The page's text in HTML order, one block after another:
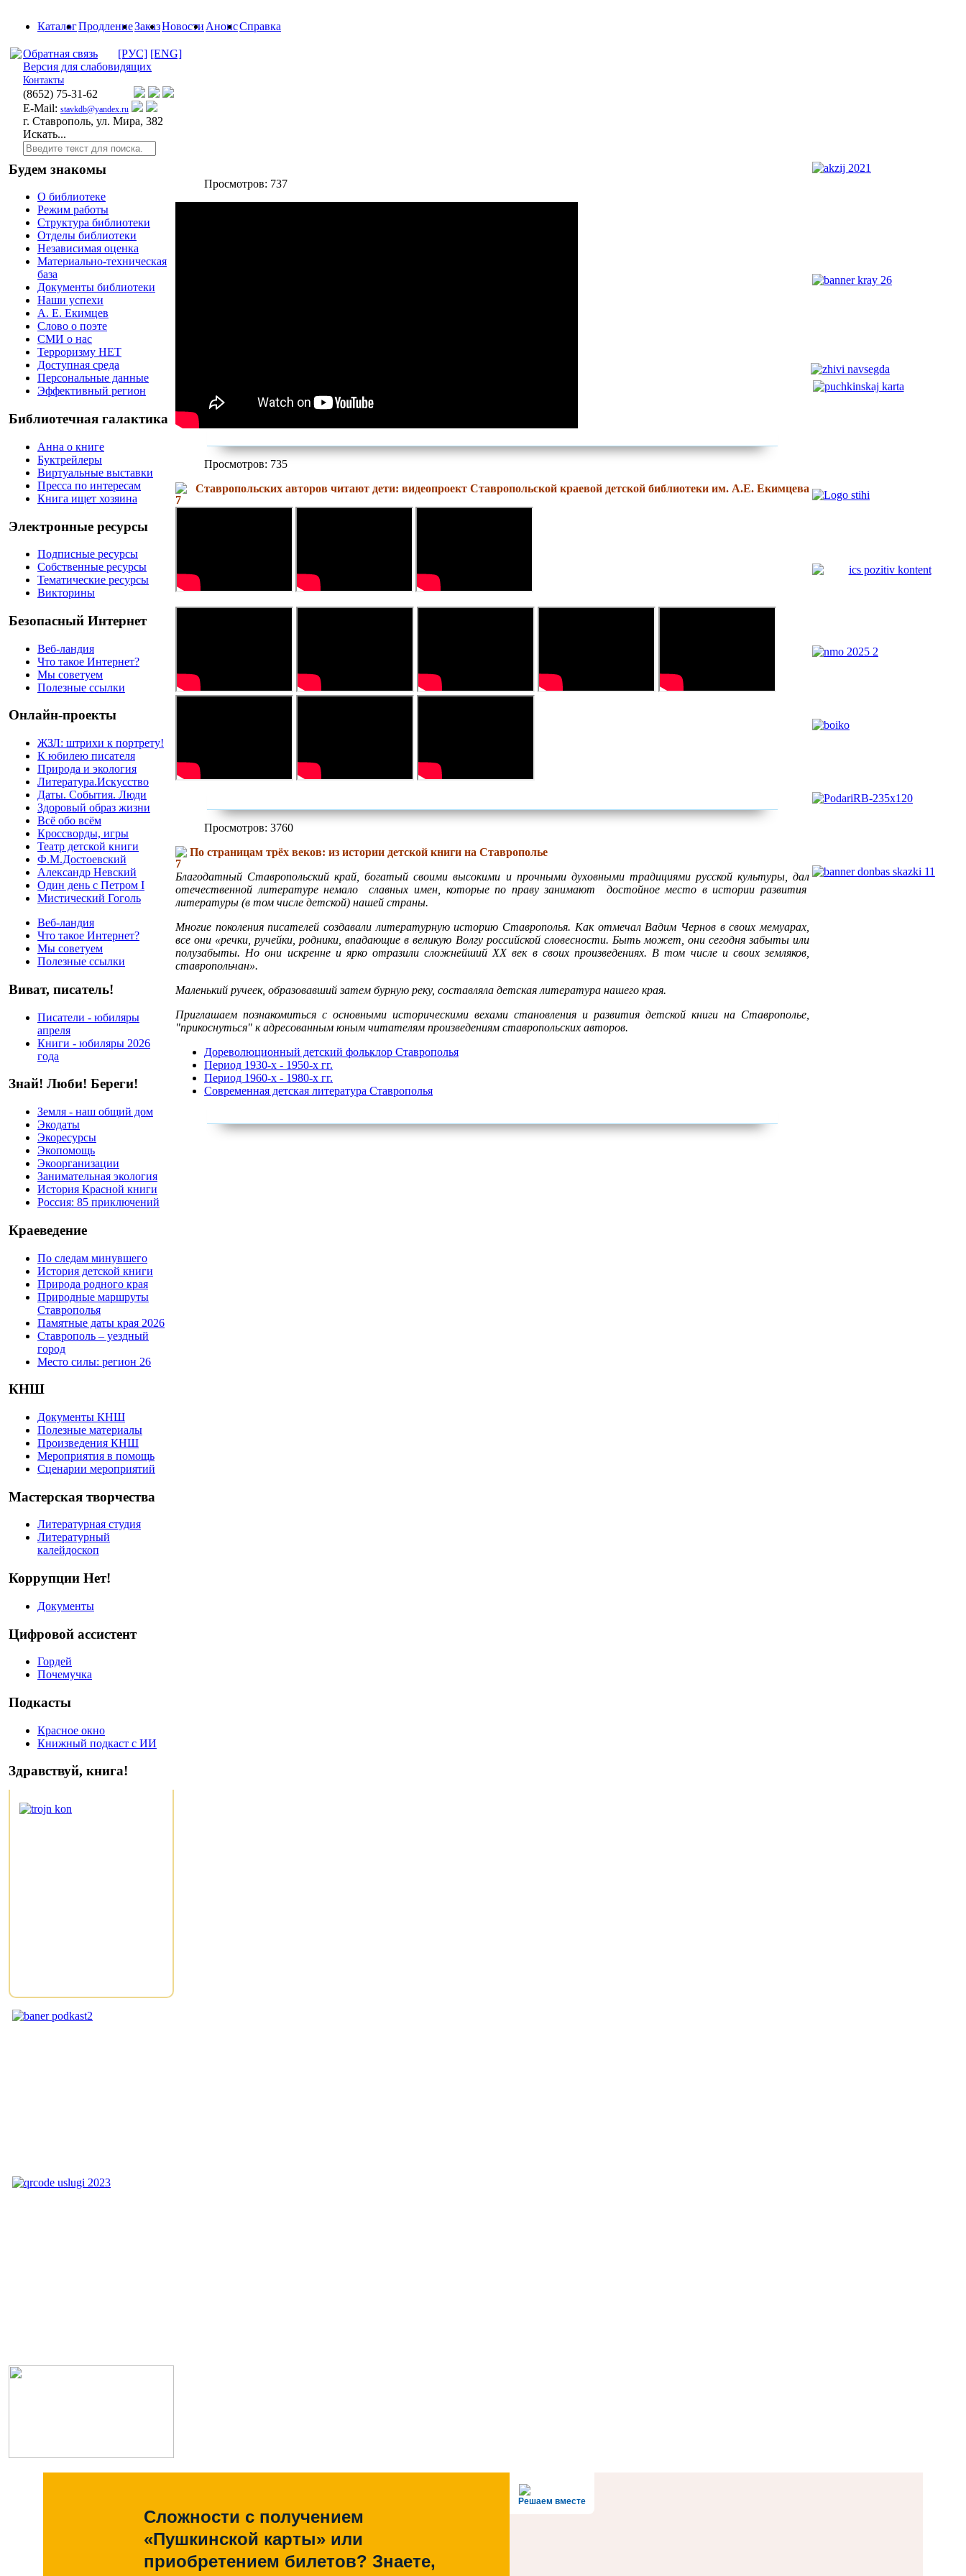
КаталогПродлениеЗаказНовости АнонсСправка
Обратная связь [РУС] [ENG]
Версия для слабовидящих
Контакты
(8652) 75-31-62
E-Mail: stavkdb@yandex.ru
г. Ставрополь, ул. Мира, 382
Искать...
Будем знакомы
О библиотеке
Режим работы
Структура библиотеки
Отделы библиотеки
Независимая оценка
Материально-техническая
база
Документы библиотеки
Наши успехи
А. Е. Екимцев
Слово о поэте
СМИ о нас
Терроризму НЕТ
Доступная среда
Персональные данные
Эффективный регион
Библиотечная галактика
Анна о книге
Буктрейлеры
Виртуальные выставки
Пресса по интересам
Книга ищет хозяина
Электронные ресурсы
Подписные ресурсы
Собственные ресурсы
Тематические ресурсы
Викторины
Безопасный Интернет
Веб-ландия
Что такое Интернет?
Мы советуем
Полезные ссылки
Онлайн-проекты
ЖЗЛ: штрихи к портрету!
К юбилею писателя
Природа и экология
Литература.Искусство
Даты. События. Люди
Здоровый образ жизни
Всё обо всём
Кроссворды, игры
Театр детской книги
Ф.М.Достоевский
Александр Невский
Один день с Петром I
Мистический Гоголь
Веб-ландия
Что такое Интернет?
Мы советуем
Полезные ссылки
Виват, писатель!
Писатели - юбиляры
апреля
Книги - юбиляры 2026
года
Знай! Люби! Береги!
Земля - наш общий дом
Экодаты
Экоресурсы
Экопомощь
Экоорганизации
Занимательная экология
История Красной книги
Россия: 85 приключений
Краеведение
По следам минувшего
История детской книги
Природа родного края
Природные маршруты
Ставрополья
Памятные даты края 2026
Ставрополь – уездный
город
Место силы: регион 26
КНШ
Документы КНШ
Полезные материалы
Произведения КНШ
Мероприятия в помощь
Сценарии мероприятий
Мастерская творчества
Литературная студия
Литературный
калейдоскоп
Коррупции Нет!
Документы
Цифровой ассистент
Гордей
Почемучка
Подкасты
Красное окно
Книжный подкаст с ИИ
Здравствуй, книга!
Просмотров: 737
Просмотров: 735
Ставропольских авторов читают дети: видеопроект Ставропольской краевой детской библиотеки им. А.Е. Екимцева
Просмотров: 3760
По страницам трёх веков: из истории детской книги на Ставрополье
Благодатный Ставропольский край, богатый своими высокими и прочными духовными традициями русской культуры, дал
отечественной литературе немало славных имен, которые по праву занимают достойное место в истории развития
литературы (в том числе детской) нашей страны.
Многие поколения писателей создавали литературную историю Ставрополья. Как отмечал Вадим Чернов в своих мемуарах,
все они «речки, ручейки, родники, впадающие в великую Волгу российской словесности. Быть может, они сегодня забыты или
полузабыты. Но они искренне и ярко отразили сложнейший ХХ век в своих произведениях. В том числе и своих земляков,
ставропольчан».
Маленький ручеек, образовавший затем бурную реку, составляла детская литература нашего края.
Приглашаем познакомиться с основными историческими вехами становления и развития детской книги на Ставрополье,
"прикоснуться" к адресованным юным читателям произведениям ставропольских авторов.
Дореволюционный детский фольклор Ставрополья
Период 1930-х - 1950-х гг.
Период 1960-х - 1980-х гг.
Современная детская литература Ставрополья
Решаем вместе
Сложности с получением
«Пушкинской карты» или
приобретением билетов? Знаете,